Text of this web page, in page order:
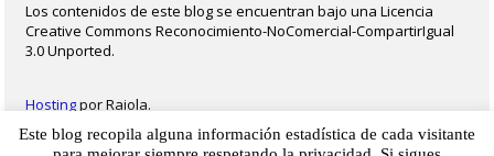
Los contenidos de este blog se encuentran bajo una Licencia
Creative Commons Reconocimiento-NoComercial-CompartirIgual
3.0 Unported.
Hostingpor Raiola.
2023 - Christian Delgado von Eitzen|Inicio | Contacto | Mapa web|Aviso legal
Este blog recopila alguna información estadística de cada visitante